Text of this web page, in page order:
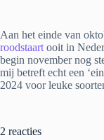
Aan het einde van
roodstaart ooit in
begin november nog
mij betreft echt een
2024 voor leuke
2 reacties